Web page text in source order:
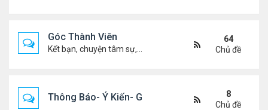
Góc Thành Viên
64
Chủ đề
Thông Báo- Ý Kiến- Góp Ý- Liên Lạc
8
Chủ đề